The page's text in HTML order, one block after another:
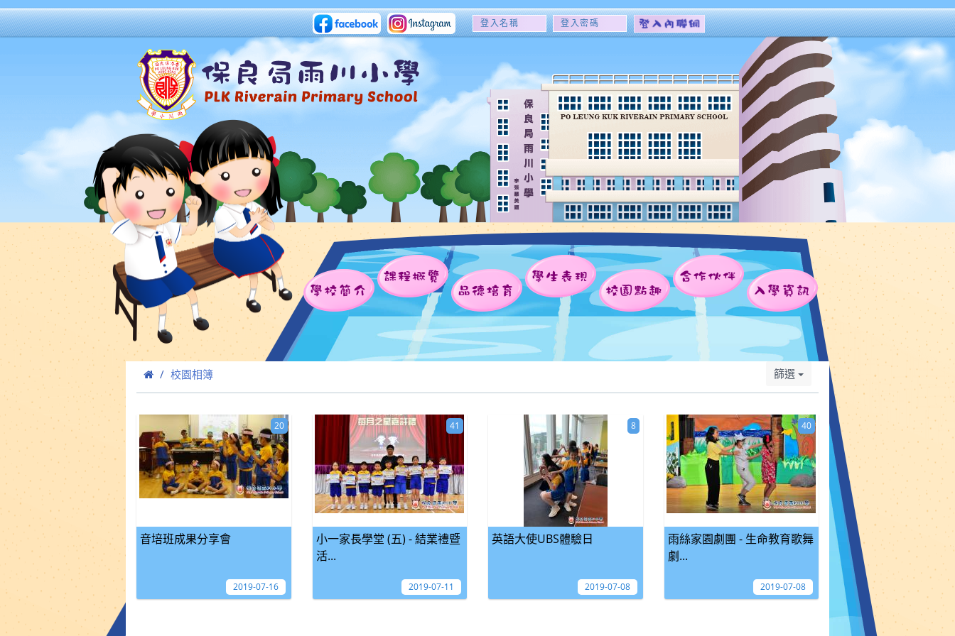
登
名
稱
登
密
碼
學校簡介
課程概覽
品德培育
學生表現
校園點趣
合作伙伴
入學資訊
校園相簿 篩選
音培班成果分享會
20
2019-07-16
小一家長學堂 (五) - 結業禮暨
活...
41
2019-07-11
英語大使UBS體驗日
8
2019-07-08
雨絲家園劇團 - 生命教育歌舞
劇...
40
2019-07-08